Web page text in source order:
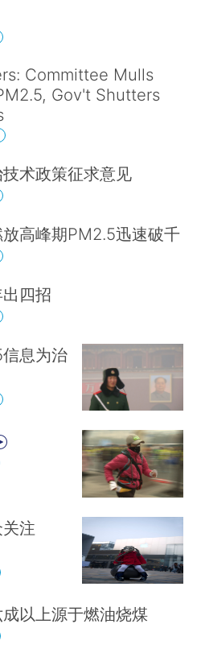
Committee Mulls
Gov't Shutters
术政策征求意见
高峰期PM2.5迅速破千
四招
息为治
注
以上源于燃油烧煤